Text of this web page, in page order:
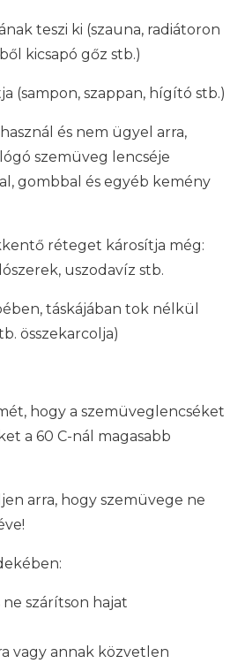
teszi ki (szauna, radiátoron
kicsapó gőz stb.)
(sampon, szappan, hígító stb.)
és nem ügyel arra,
szemüveg lencséje
gombbal és egyéb kemény
réteget károsítja még:
uszodavíz stb.
táskájában tok nélkül
összekarcolja)
hogy a szemüveglencséket
a 60 C-nál magasabb
arra, hogy szemüvege ne
szárítson hajat
vagy annak közvetlen